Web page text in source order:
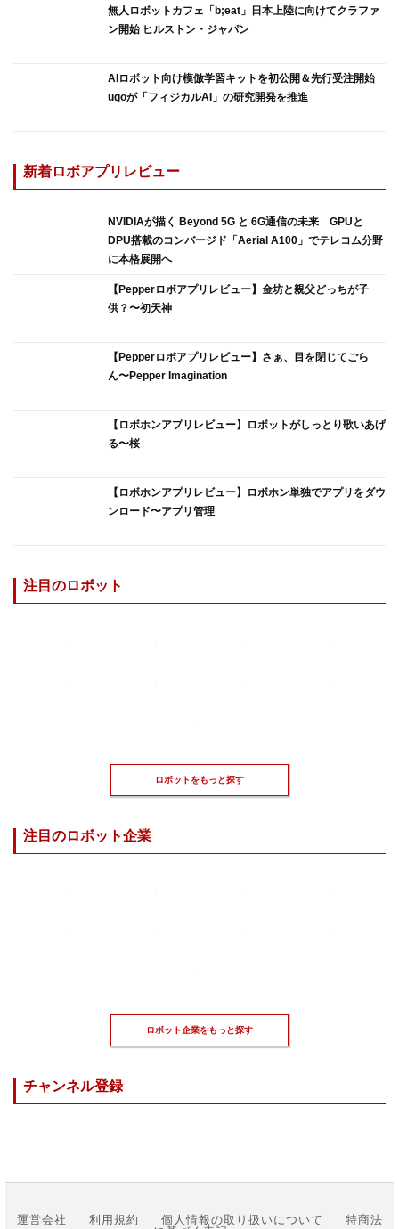
無人ロボットカフェ「b;eat」日本上陸に向けてクラファ
ン開始 ヒルストン・ジャパン
AIロボット向け模倣学習キットを初公開＆先行受注開始
ugoが「フィジカルAI」の研究開発を推進
新着ロボアプリレビュー
NVIDIAが描く Beyond 5G と 6G通信の未来 GPUと
DPU搭載のコンバージド「Aerial A100」でテレコム分野
に本格展開へ
【Pepperロボアプリレビュー】金坊と親父どっちが子
供？〜初天神
【Pepperロボアプリレビュー】さぁ、目を閉じてごら
ん〜Pepper Imagination
【ロボホンアプリレビュー】ロボットがしっとり歌いあげ
る〜桜
【ロボホンアプリレビュー】ロボホン単独でアプリをダウ
ンロード〜アプリ管理
注目のロボット
ロボットをもっと探す
注目のロボット企業
ロボット企業をもっと探す
チャンネル登録
運営会社 利用規約 個人情報の取り扱いについて
特商法